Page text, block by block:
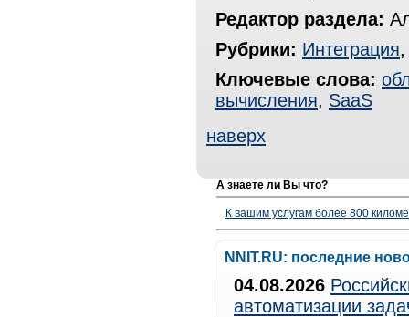
Редактор раздела:
Рубрики: Интеграция
Ключевые слова:
вычисления, SaaS
наверх
А знаете ли Вы что?
К вашим услугам более 800
NNIT.RU: последние
04.08.2026
автоматизации